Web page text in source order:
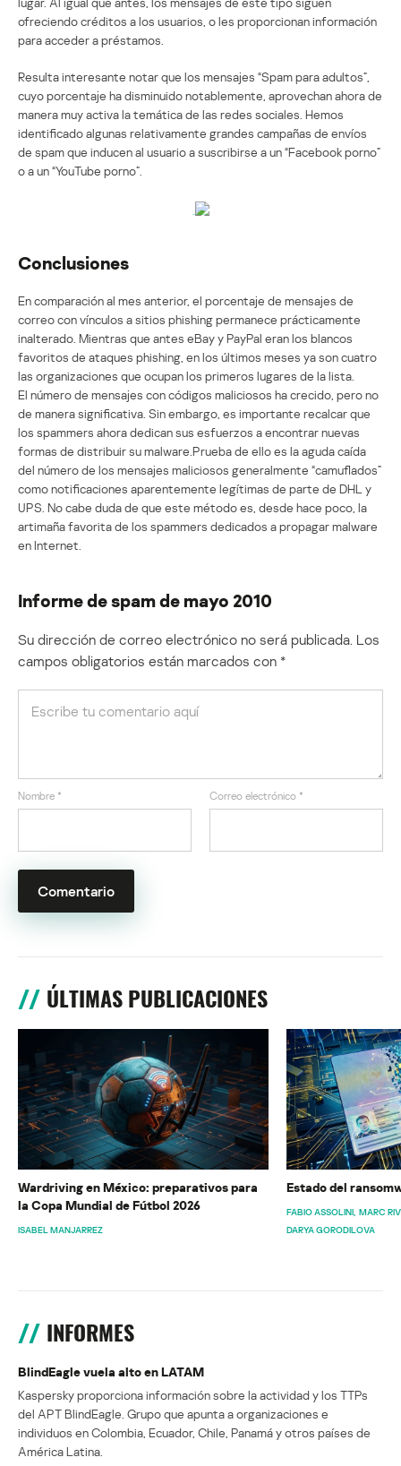
ofreciendo créditos a los usuarios, o les proporcionan información
para acceder a préstamos.
Resulta interesante notar que los mensajes “Spam para adultos”,
cuyo porcentaje ha disminuido notablemente, aprovechan ahora de
manera muy activa la temática de las redes sociales. Hemos
identificado algunas relativamente grandes campañas de envíos
de spam que inducen al usuario a suscribirse a un “Facebook porno”
o a un “YouTube porno”.
Conclusiones
En comparación al mes anterior, el porcentaje de mensajes de
correo con vínculos a sitios phishing permanece prácticamente
inalterado. Mientras que antes eBay y PayPal eran los blancos
favoritos de ataques phishing, en los últimos meses ya son cuatro
las organizaciones que ocupan los primeros lugares de la lista.
El número de mensajes con códigos maliciosos ha crecido, pero no
de manera significativa. Sin embargo, es importante recalcar que
los spammers ahora dedican sus esfuerzos a encontrar nuevas
formas de distribuir su malware.Prueba de ello es la aguda caída
del número de los mensajes maliciosos generalmente “camuflados”
como notificaciones aparentemente legítimas de parte de DHL y
UPS. No cabe duda de que este método es, desde hace poco, la
artimaña favorita de los spammers dedicados a propagar malware
en Internet.
Informe de spam de mayo 2010
Su dirección de correo electrónico no será publicada. Los
campos obligatorios están marcados con *
Nombre * Correo electrónico *
ÚLTIMAS PUBLICACIONES
Wardriving en México: preparativos para
la Copa Mundial de Fútbol 2026
ISABEL MANJARREZ
Estado del
FABIO ASSOLINI MARC
DARYA GORODILOVA
INFORMES
BlindEagle vuela alto en LATAM
Kaspersky proporciona información sobre la actividad y los TTPs
del APT BlindEagle. Grupo que apunta a organizaciones e
individuos en Colombia, Ecuador, Chile, Panamá y otros países de
América Latina.